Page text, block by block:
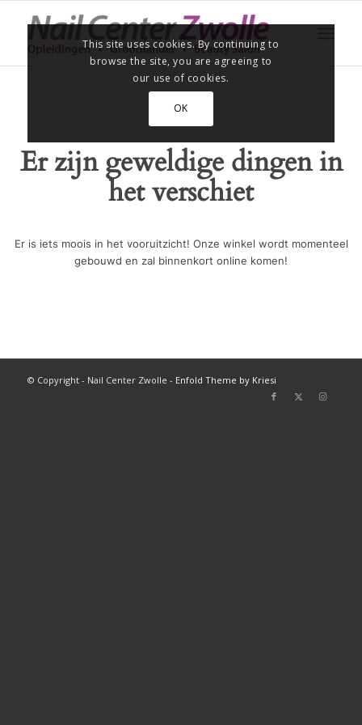
Er zijn geweldige dingen in
het verschiet
Er is iets moois in het vooruitzicht! Onze winkel wordt momenteel
gebouwd en zal binnenkort online komen!
© Copyright - Nail Center Zwolle - Enfold Theme by Kriesi
This site uses cookies. By continuing to
browse the site, you are agreeing to
our use of cookies.
OK